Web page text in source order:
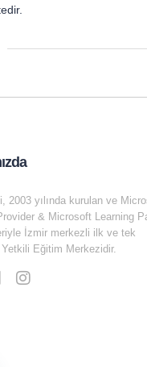
2003 yılında kurulan ve
& Microsoft Learning
İzmir merkezli ilk ve tek
Eğitim Merkezidir.